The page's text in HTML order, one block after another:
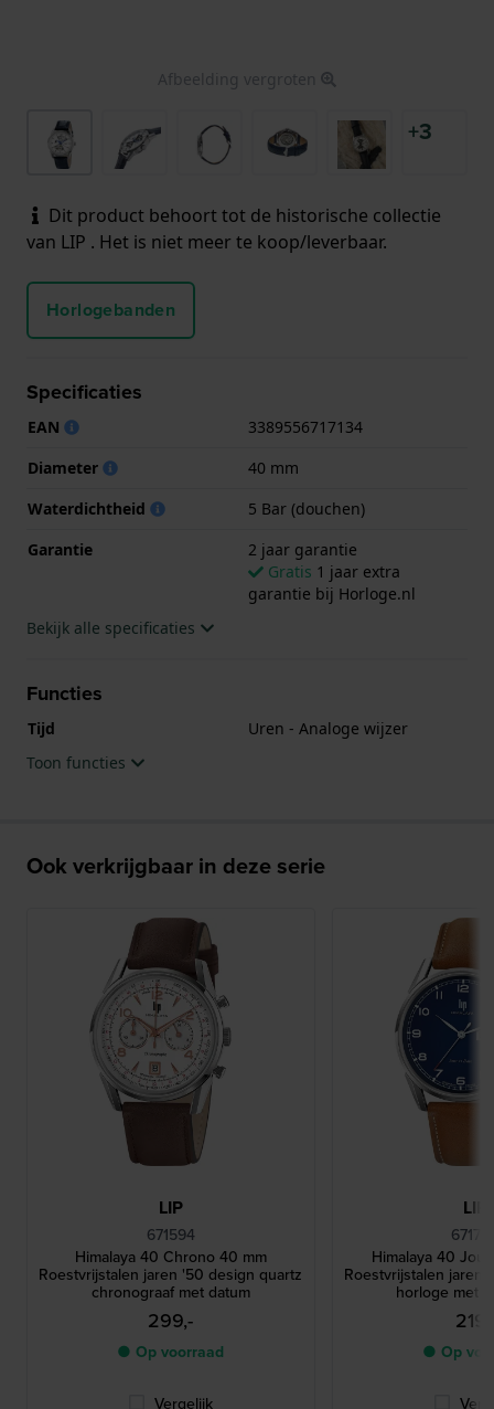
Afbeelding vergroten
+3
Dit product behoort tot de historische collectie
van LIP . Het is niet meer te koop/leverbaar.
Horlogebanden
Specificaties
EAN
3389556717134
Diameter
40 mm
Waterdichtheid
5 Bar (douchen)
Garantie
2 jaar garantie
Gratis 1 jaar extra
garantie bij Horloge.nl
Bekijk alle specificaties
Functies
Tijd
Uren - Analoge wijzer
Toon functies
Ook verkrijgbaar in deze serie
LIP
671594
Himalaya 40 Chrono 40 mm
Roestvrijstalen jaren '50 design quartz
chronograaf met datum
299,-
● Op voorraad
Vergelijk
LIP
Himalaya 40
Roestvrijstalen jaren
horloge met
● Op